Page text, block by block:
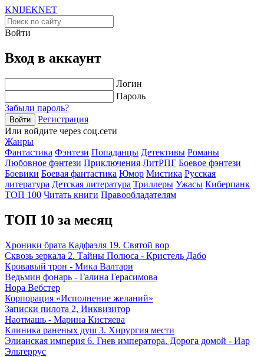
KNIJEKNET
Войти
Вход в аккаунт
Логин
Пароль
Забыли пароль?
Войти
Регистрация
Или войдите через соц.сети
Жанры
Фантастика Фэнтези Попаданцы Детективы Романы
Любовное фэнтези Приключения ЛитРПГ Боевое фэнтези
Боевики Боевая фантастика Юмор Мистика Русская
литература Детская литература Триллеры Ужасы Киберпанк
ТОП 100 Читать книги Правообладателям
ТОП 10 за месяц
Хроники брата Кадфаэля 19. Святой вор
Сквозь зеркала 2. Тайны Полюса - Кристель Дабо
Кровавый трон - Мика Валтари
Ведьмин фонарь - Галина Герасимова
Нора Вебстер
Корпорация «Исполнение желаний»
Записки пилота 2, Инквизитор
Наотмашь - Марина Кистяева
Клиника раненых душ 3. Хирургия мести
Элианская империя 6. Гнев императора. Дорога домой - Иар
Эльтеррус